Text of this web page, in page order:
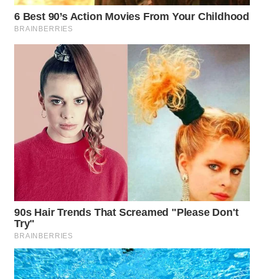
WN
KARAWANG
BEKASI
WN
BOGOR
WN
DEPOK
WN
TAPANULI
UTARA
SAMOSIR